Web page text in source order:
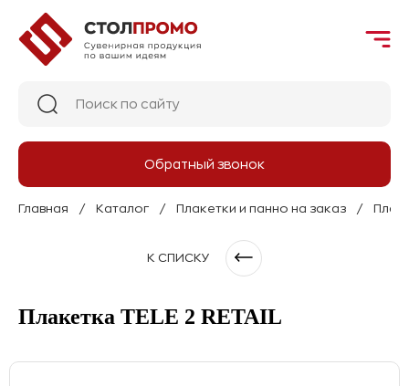
Обратный звонок
Главная Каталог Плакетки и панно на заказ
К СПИСКУ
Плакетка TELE 2 RETAIL